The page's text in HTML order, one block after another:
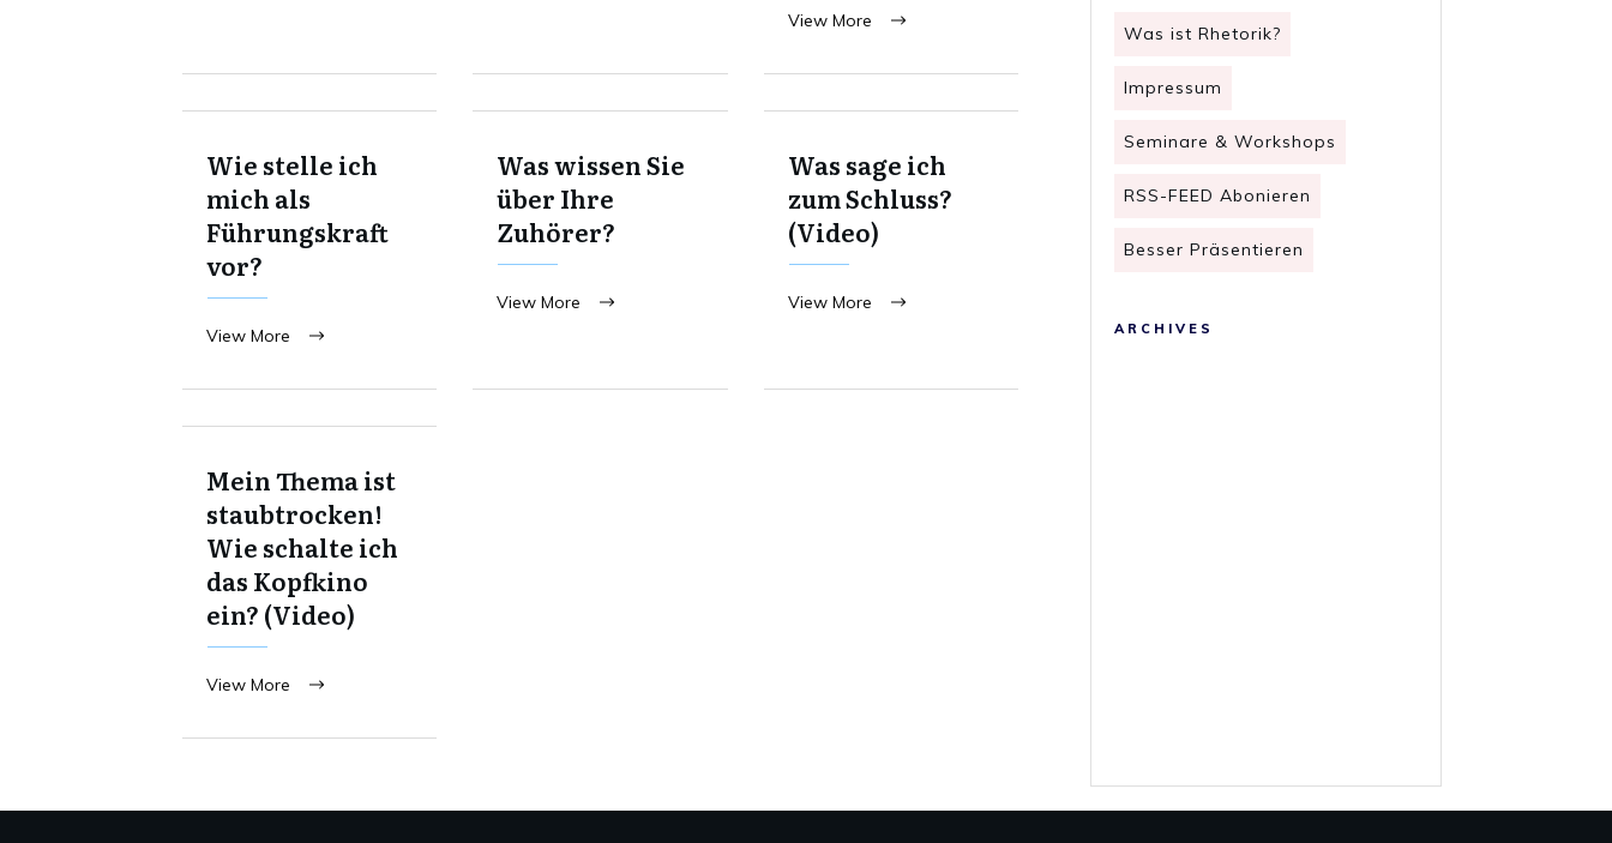
View More
Wie stelle ich
mich als
Führungskraft
vor?
View More
Was wissen Sie
über Ihre
Zuhörer?
View More
Was sage ich
zum Schluss?
(Video)
View More
Mein Thema ist
staubtrocken!
Wie schalte ich
das Kopfkino
ein? (Video)
View More
Was ist Rhetorik?
Impressum
Seminare & Workshops
RSS-FEED Abonieren
Besser Präsentieren
ARCHIVES